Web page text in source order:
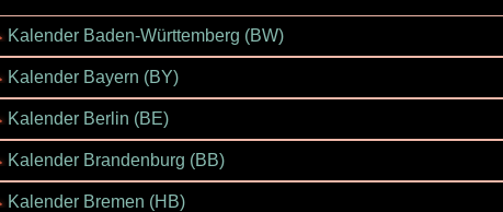
Kalender Baden-Württemberg (BW)
Kalender Bayern (BY)
Kalender Berlin (BE)
Kalender Brandenburg (BB)
Kalender Bremen (HB)